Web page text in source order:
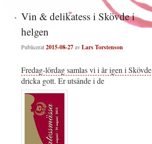
Vin & delikatess i Skövde i
helgen
Publicerat2015-08-27avLars Torstenson
Fredag-lördag samlas vi i år igen i Skövde
dricka gott. Er utsände i de